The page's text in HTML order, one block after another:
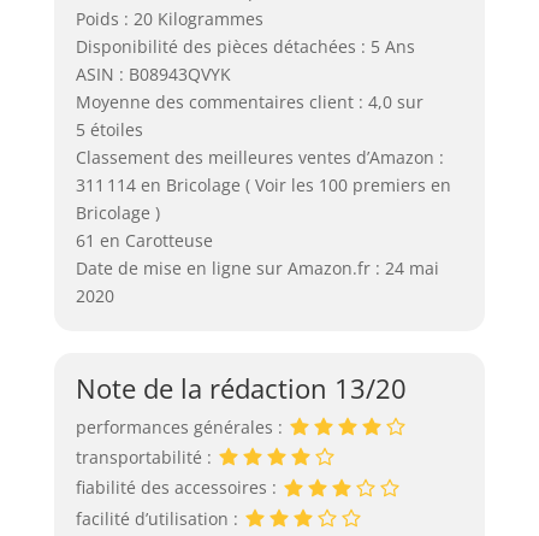
Poids : 20 Kilogrammes
Disponibilité des pièces détachées : 5 Ans
ASIN : B08943QVYK
Moyenne des commentaires client : 4,0 sur
5 étoiles
Classement des meilleures ventes d’Amazon :
311 114 en Bricolage ( Voir les 100 premiers en
Bricolage )
61 en Carotteuse
Date de mise en ligne sur Amazon.fr : 24 mai
2020
Note de la rédaction 13/20
performances générales :
transportabilité :
fiabilité des accessoires :
facilité d’utilisation :